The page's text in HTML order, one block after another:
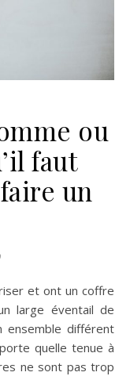
ou
faut
un
large éventail de
ensemble différent
quelle tenue à
ne sont pas trop